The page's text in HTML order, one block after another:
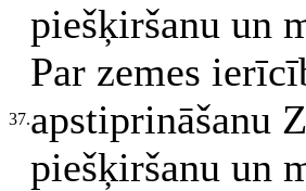
piešķiršanu un
37.
Par zemes
apstiprināšanu
piešķiršanu un